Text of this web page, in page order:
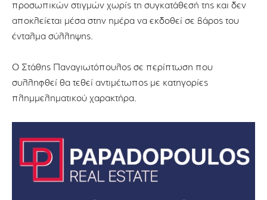
προσωπικών στιγμών χωρίς τη συγκατάθεσή της και δεν
αποκλείεται μέσα στην ημέρα να εκδοθεί σε βάρος του
ένταλμα σύλληψης.
Ο Στάθης Παναγιωτόπουλος σε περίπτωση που
συλληφθεί θα τεθεί αντιμέτωπος με κατηγορίες
πλημμεληματικού χαρακτήρα.